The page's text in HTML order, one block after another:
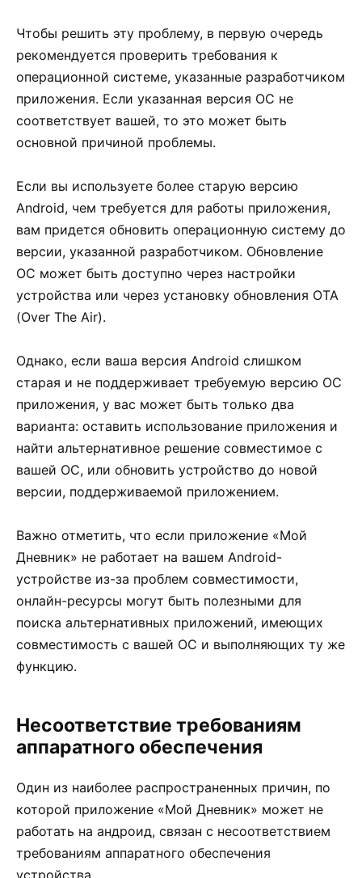
Чтобы решить эту проблему, в первую очередь
рекомендуется проверить требования к
операционной системе, указанные разработчиком
приложения. Если указанная версия ОС не
соответствует вашей, то это может быть
основной причиной проблемы.
Если вы используете более старую версию
Android, чем требуется для работы приложения,
вам придется обновить операционную систему до
версии, указанной разработчиком. Обновление
ОС может быть доступно через настройки
устройства или через установку обновления OTA
(Over The Air).
Однако, если ваша версия Android слишком
старая и не поддерживает требуемую версию ОС
приложения, у вас может быть только два
варианта: оставить использование приложения и
найти альтернативное решение совместимое с
вашей ОС, или обновить устройство до новой
версии, поддерживаемой приложением.
Важно отметить, что если приложение «Мой
Дневник» не работает на вашем Android-
устройстве из-за проблем совместимости,
онлайн-ресурсы могут быть полезными для
поиска альтернативных приложений, имеющих
совместимость с вашей ОС и выполняющих ту же
функцию.
Несоответствие требованиям
аппаратного обеспечения
Один из наиболее распространенных причин, по
которой приложение «Мой Дневник» может не
работать на андроид, связан с несоответствием
требованиям аппаратного обеспечения